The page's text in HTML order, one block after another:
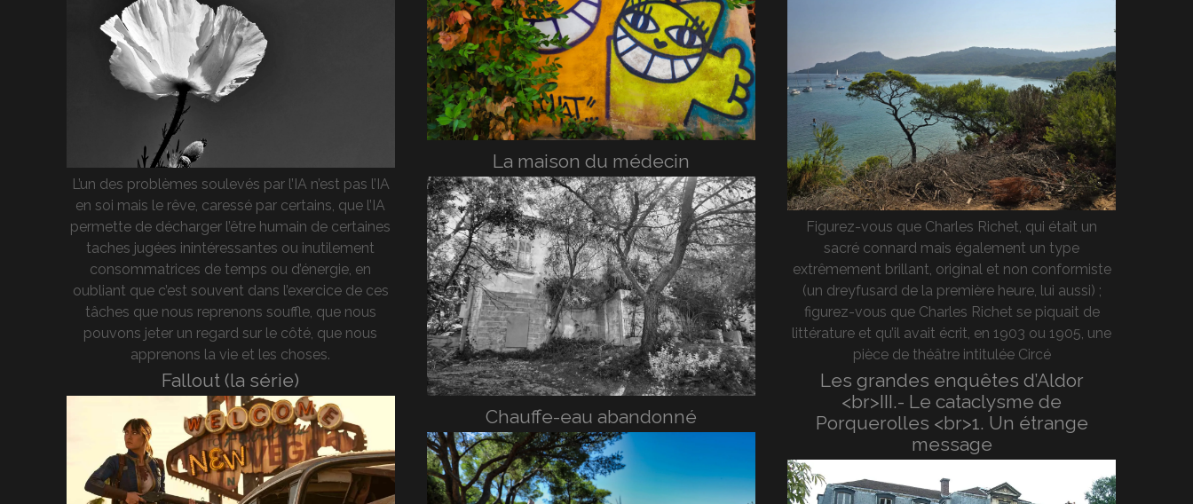
L’un des problèmes soulevés par l’IA n’est pas l’IA
en soi mais le rêve, caressé par certains, que l’IA
permette de décharger l’être humain de certaines
taches jugées inintéressantes ou inutilement
consommatrices de temps ou d’énergie, en
oubliant que c’est souvent dans l’exercice de ces
tâches que nous reprenons souffle, que nous
pouvons jeter un regard sur le côté, que nous
apprenons la vie et les choses.
Fallout (la série)
La maison du médecin
Chauffe-eau abandonné
Figurez-vous que Charles Richet, qui était un
sacré connard mais également un type
extrêmement brillant, original et non conformiste
(un dreyfusard de la première heure, lui aussi) ;
figurez-vous que Charles Richet se piquait de
littérature et qu’il avait écrit, en 1903 ou 1905, une
pièce de théâtre intitulée Circé
Les grandes enquêtes d’Aldor
<br>III.- Le cataclysme de
Porquerolles <br>1. Un étrange
message